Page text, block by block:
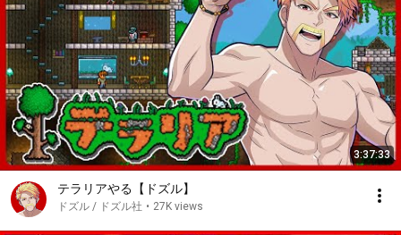
3:37:33
テラリアやる【ドズル】
ドズル / ドズル社 • 27K views